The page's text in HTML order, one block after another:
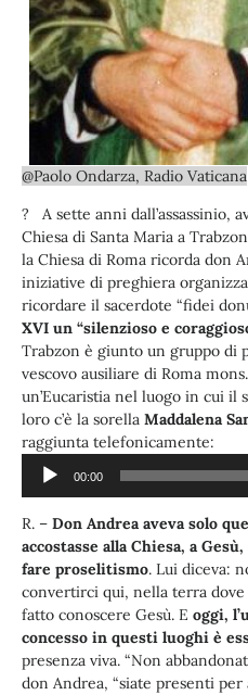
@Paolo Ondarza, Radio Vaticana
? A sette anni dall’assassinio,
Chiesa di Santa Maria a
la Chiesa di Roma ricorda don
iniziative di preghiera
ricordare il sacerdote “fidei
XVI un “silenzioso e
Trabzon è giunto un gruppo di
vescovo ausiliare di Roma
un’Eucaristia nel luogo in cui il
loro c’è la sorella Maddalena
raggiunta telefonicamente:
00:00
R. – Don Andrea aveva solo
accostasse alla Chiesa, a
fare proselitismo. Lui diceva:
convertirci qui, nella terra
fatto conoscere Gesù. E oggi,
concesso in questi luoghi è
presenza viva. “Non
don Andrea, “siate presenti